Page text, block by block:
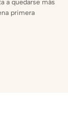
a quedarse más
primera